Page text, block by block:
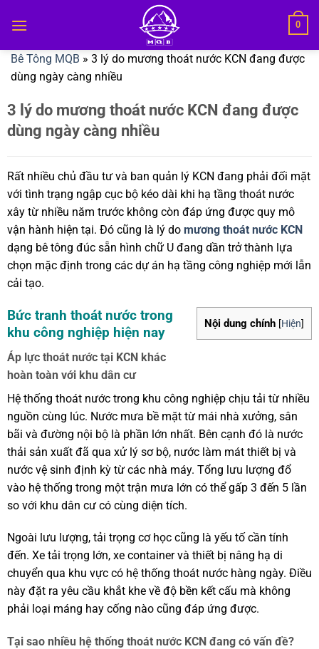
qua
dung
0
Bê Tông MQB » 3 lý do mương thoát nước KCN đang được
dùng ngày càng nhiều
3 lý do mương thoát nước KCN đang được
dùng ngày càng nhiều
Rất nhiều chủ đầu tư và ban quản lý KCN đang phải đối mặt
với tình trạng ngập cục bộ kéo dài khi hạ tầng thoát nước
xây từ nhiều năm trước không còn đáp ứng được quy mô
vận hành hiện tại. Đó cũng là lý do mương thoát nước KCN
dạng bê tông đúc sẵn hình chữ U đang dần trở thành lựa
chọn mặc định trong các dự án hạ tầng công nghiệp mới lẫn
cải tạo.
Nội dung chính [Hiện]
Bức tranh thoát nước trong
khu công nghiệp hiện nay
Áp lực thoát nước tại KCN khác
hoàn toàn với khu dân cư
Hệ thống thoát nước trong khu công nghiệp chịu tải từ nhiều
nguồn cùng lúc. Nước mưa bề mặt từ mái nhà xưởng, sân
bãi và đường nội bộ là phần lớn nhất. Bên cạnh đó là nước
thải sản xuất đã qua xử lý sơ bộ, nước làm mát thiết bị và
nước vệ sinh định kỳ từ các nhà máy. Tổng lưu lượng đổ
vào hệ thống trong một trận mưa lớn có thể gấp 3 đến 5 lần
so với khu dân cư có cùng diện tích.
Ngoài lưu lượng, tải trọng cơ học cũng là yếu tố cần tính
đến. Xe tải trọng lớn, xe container và thiết bị nâng hạ di
chuyển qua khu vực có hệ thống thoát nước hàng ngày. Điều
này đặt ra yêu cầu khắt khe về độ bền kết cấu mà không
phải loại máng hay cống nào cũng đáp ứng được.
Tại sao nhiều hệ thống thoát nước KCN đang có vấn đề?